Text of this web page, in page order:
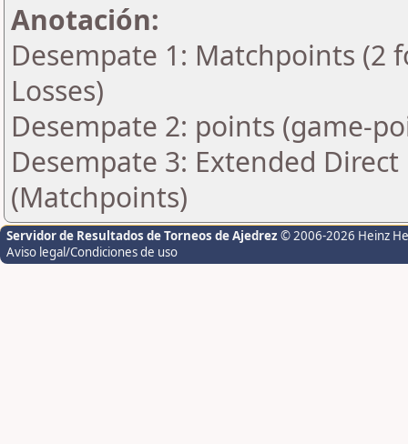
Anotación:
Desempate 1: Matchpoints (2
Losses)
Desempate 2: points (game-
Desempate 3: Extended
(Matchpoints)
Servidor de Resultados de Torneos de Ajedrez © 2006-2026 Heinz
Aviso legal/Condiciones de uso